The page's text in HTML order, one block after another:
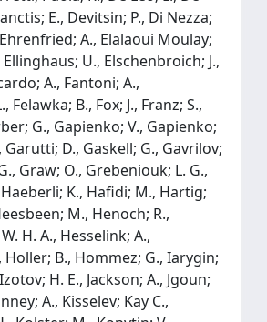
E., Devitsin; P., Di Nezza;
A., Elalaoui Moulay;
Ellinghaus; U., Elschenbroich; J.,
A., Fantoni; A.,
Felawka; B., Fox; J., Franz; S.,
G., Gapienko; V., Gapienko;
Garutti; D., Gaskell; G., Gavrilov;
Graw; O., Grebeniouk; L. G.,
K., Hafidi; M., Hartig;
M., Henoch; R.,
H. A., Hesselink; A.,
Holler; B., Hommez; G., Iarygin;
H. E., Jackson; A., Jgoun;
A., Kisselev; Kay C.,